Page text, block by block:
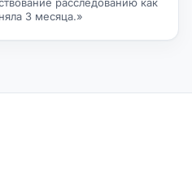
3 месяца.»